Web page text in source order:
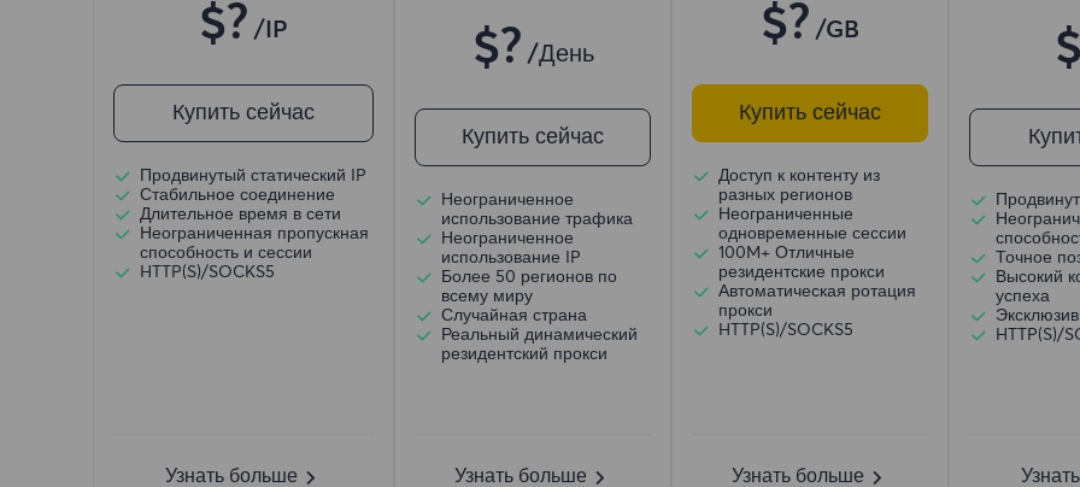
$? /IP
Купить сейчас
Продвинутый статический IP
Стабильное соединение
Длительное время в сети
Неограниченная пропускная
способность и сессии
HTTP(S)/SOCKS5
Узнать больше
$? /День
Купить сейчас
Неограниченное
использование трафика
Неограниченное
использование IP
Более 50 регионов по
всему миру
Случайная страна
Реальный динамический
резидентский прокси
Узнать больше
$? /GB
Купить сейчас
Доступ к контенту из
разных регионов
Неограниченные
одновременные сессии
100M+ Отличные
резидентские прокси
Автоматическая ротация
прокси
HTTP(S)/SOCKS5
Узнать больше
Точное
Высокий
успеха
HTTP(S)/